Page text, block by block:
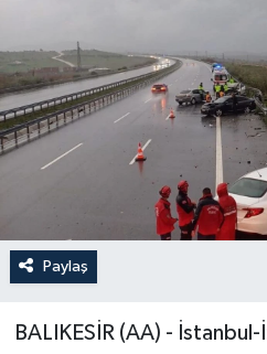
Paylaş
BALIKESİR (AA) -